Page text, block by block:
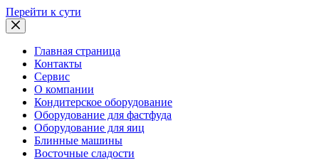
Перейти к сути
Главная страница
Контакты
Сервис
О компании
Кондитерское оборудование
Оборудование для фастфуда
Оборудование для яиц
Блинные машины
Восточные сладости